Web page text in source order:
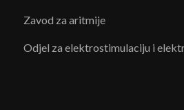
Zavod za aritmije
Odjel za elektrostimulaciju i